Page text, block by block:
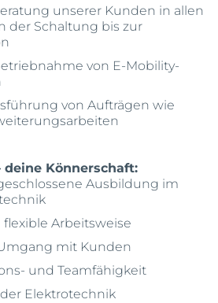
unserer Kunden in allen
der Schaltung bis zur
von E-Mobility-
von Aufträgen wie
Könnerschaft:
Ausbildung im
Arbeitsweise
mit Kunden
und Teamfähigkeit
Elektrotechnik